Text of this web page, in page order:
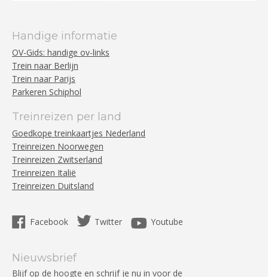
Handige informatie
OV-Gids: handige ov-links
Trein naar Berlijn
Trein naar Parijs
Parkeren Schiphol
Treinreizen per land
Goedkope treinkaartjes Nederland
Treinreizen Noorwegen
Treinreizen Zwitserland
Treinreizen Italië
Treinreizen Duitsland
Facebook Twitter Youtube
Nieuwsbrief
Blijf op de hoogte en schrijf je nu in voor de